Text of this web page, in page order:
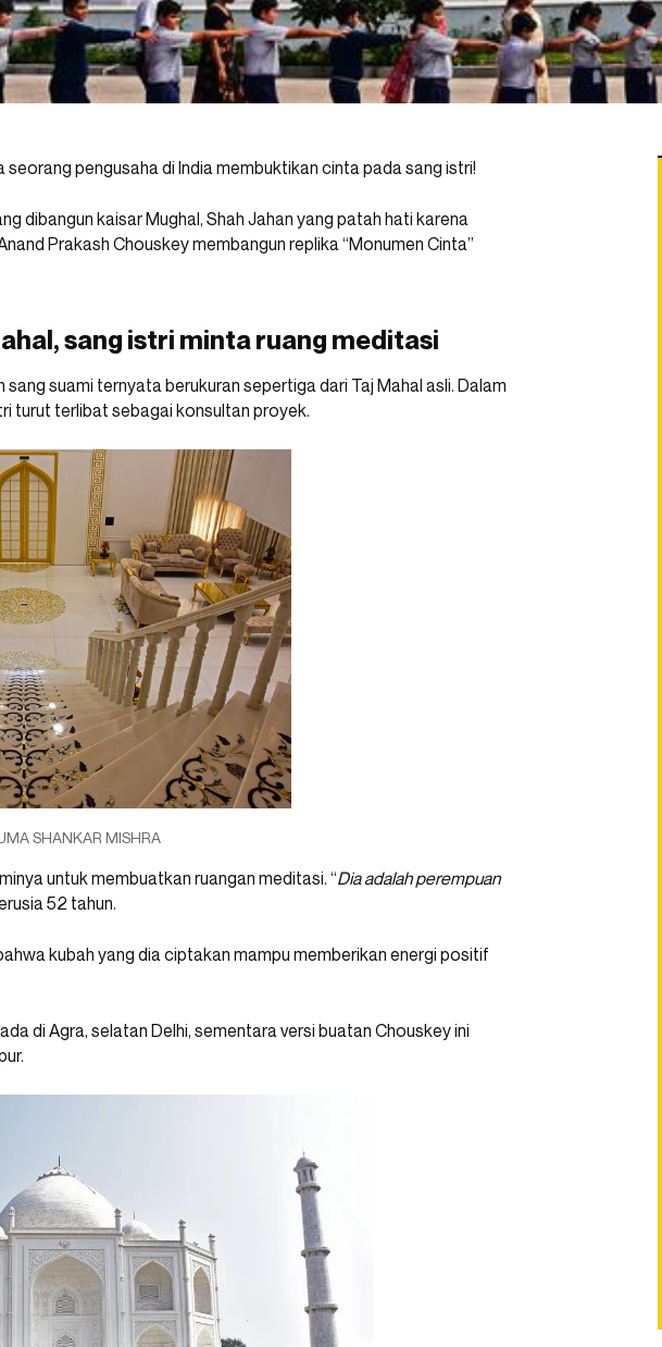
seorang pengusaha di India membuktikan cinta pada sang istri!
dibangun kaisar Mughal, Shah Jahan yang patah hati karena
Prakash Chouskey membangun replika “Monumen Cinta”
sang istri minta ruang meditasi
suami ternyata berukuran sepertiga dari Taj Mahal asli. Dalam
turut terlibat sebagai konsultan proyek.
SHANKAR MISHRA
untuk membuatkan ruangan meditasi. “Dia adalah perempuan
52 tahun.
kubah yang dia ciptakan mampu memberikan energi positif
di Agra, selatan Delhi, sementara versi buatan Chouskey ini